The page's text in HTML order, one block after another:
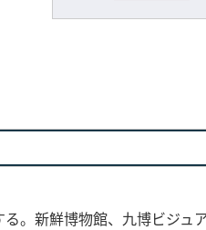
。新鮮博物館、九博ビジュ